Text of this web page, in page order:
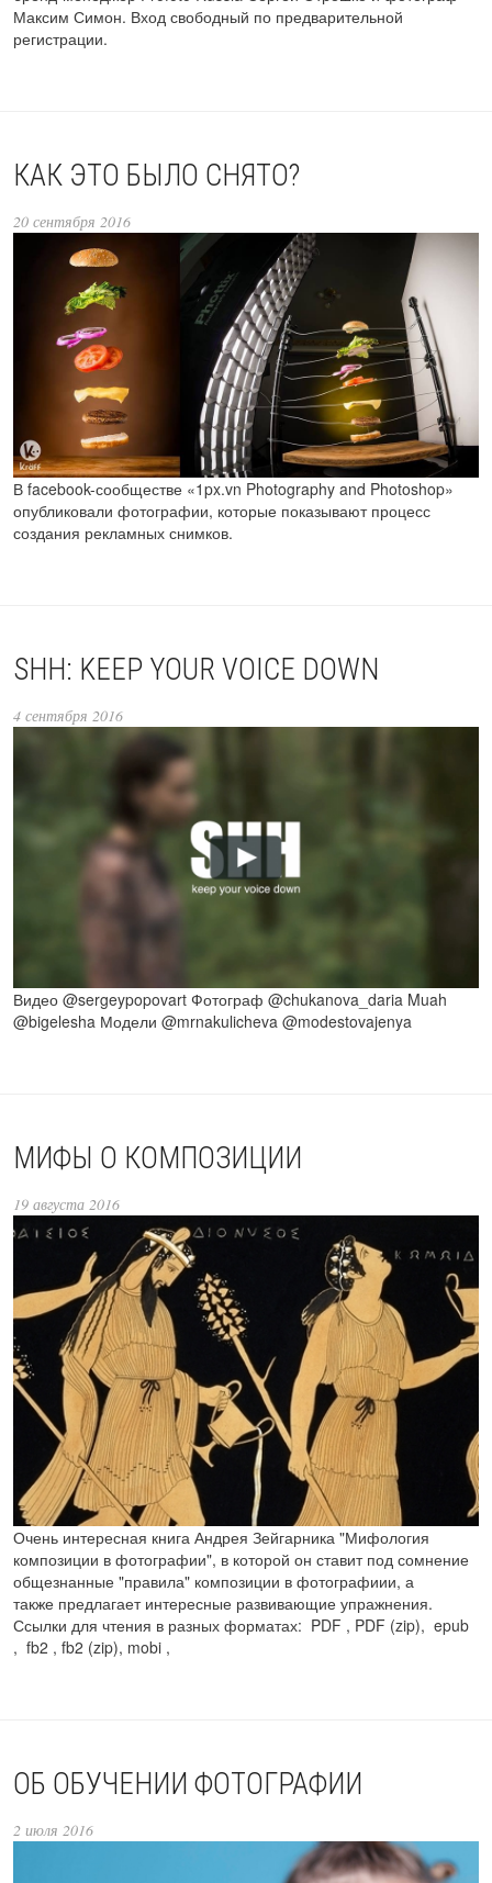
Максим Симон. Вход свободный по предварительной
регистрации.
КАК ЭТО БЫЛО СНЯТО?
20 сентября 2016
В facebook-сообществе «1px.vn Photography and Photoshop»
опубликовали фотографии, которые показывают процесс
создания рекламных снимков.
SHH: KEEP YOUR VOICE DOWN
4 сентября 2016
Видео @sergeypopovart Фотограф @chukanova_daria Muah
@bigelesha Модели @mrnakulicheva @modestovajenya
МИФЫ О КОМПОЗИЦИИ
19 августа 2016
Очень интересная книга Андрея Зейгарника "Мифология
композиции в фотографии", в которой он ставит под сомнение
общезнанные "правила" композиции в фотографиии, а
также предлагает интересные развивающие упражнения.
Ссылки для чтения в разных форматах: PDF , PDF (zip), epub
, fb2 , fb2 (zip), mobi ,
ОБ ОБУЧЕНИИ ФОТОГРАФИИ
2 июля 2016